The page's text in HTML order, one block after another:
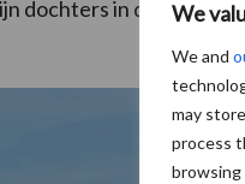
We
We and
may
process
browsing
dochters in de praktijk